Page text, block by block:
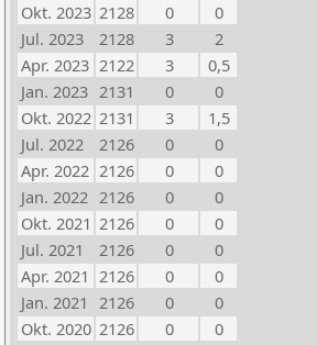
Okt. 2023 2128 0
0
Jul. 2023
2128 3
2
Apr. 2023 2122 3
0,5
Jan. 2023 2131 0
0
Okt. 2022 2131 3
1,5
Jul. 2022
2126 0
0
Apr. 2022 2126 0
0
Jan. 2022 2126 0
0
Okt. 2021 2126 0
0
Jul. 2021
2126 0
0
Apr. 2021 2126 0
0
Jan. 2021 2126 0
0
Okt. 2020 2126 0
0